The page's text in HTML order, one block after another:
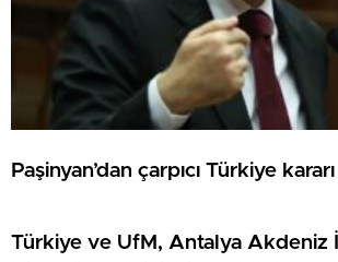
Paşinyan’dan çarpıcı Türkiye kararı
Türkiye ve UfM, Antalya Akdeniz